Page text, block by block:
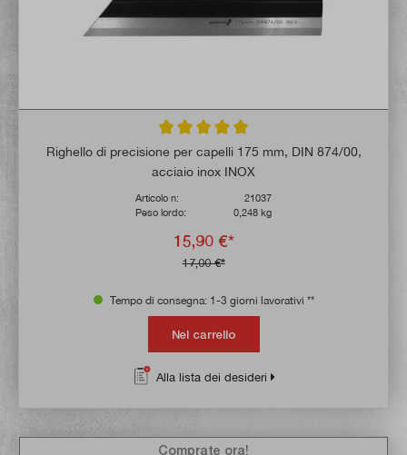
Valutazione media di 5 su 5 stelle
Righello di precisione per capelli 175 mm, DIN 874/00,
acciaio inox INOX
Articolo n:
21037
Peso lordo:
0,248 kg
15,90 €*
17,00 €*
Tempo di consegna: 1-3 giorni lavorativi **
Nel carrello
Alla lista dei desideri
Comprate ora!